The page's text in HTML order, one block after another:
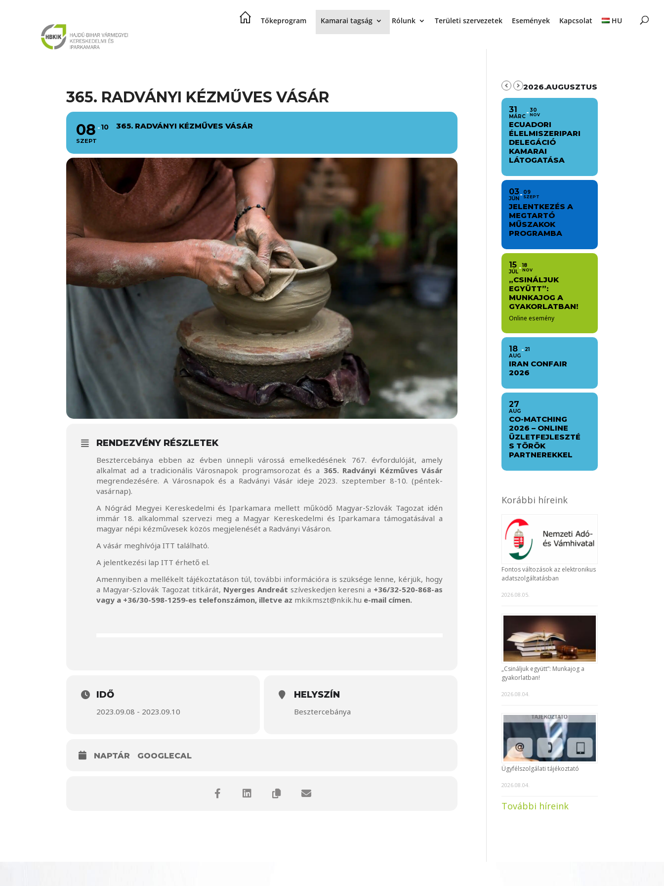
Tőkeprogram Kamarai tagság Rólunk Területi szervezetek Események Kapcsolat HU
365. RADVÁNYI KÉZMŰVES VÁSÁR
08
SZEPT
10 365. RADVÁNYI KÉZMŰVES VÁSÁR
RENDEZVÉNY RÉSZLETEK
Besztercebánya ebben az évben ünnepli várossá emelkedésének 767. évfordulóját, amely
alkalmat ad a tradicionális Városnapok programsorozat és a 365. Radványi Kézműves Vásár
megrendezésére. A Városnapok és a Radványi Vásár ideje 2023. szeptember 8-10. (péntek-
vasárnap).
A Nógrád Megyei Kereskedelmi és Iparkamara mellett működő Magyar-Szlovák Tagozat idén
immár 18. alkalommal szervezi meg a Magyar Kereskedelmi és Iparkamara támogatásával a
magyar népi kézművesek közös megjelenését a Radványi Vásáron.
A vásár meghívójaITT található.
A jelentkezési lapITT érhető el.
Amennyiben a mellékelt tájékoztatáson túl, további információra is szüksége lenne, kérjük, hogy
a Magyar-Szlovák Tagozat titkárát, Nyerges Andreát szíveskedjen keresni a +36/32-520-868-as
vagy a +36/30-598-1259-es telefonszámon, illetve az mkikmszt@nkik.hu e-mail címen.
IDŐ
2023.09.08 - 2023.09.10
HELYSZÍN
Besztercebánya
NAPTÁR GOOGLECAL
2026.AUGUSZTUS
31
MÁRC
30
NOV
ECUADORI
ÉLELMISZERIPARI
DELEGÁCIÓ
KAMARAI
LÁTOGATÁSA
03
JÚN
09
SZEPT
JELENTKEZÉS A
MEGTARTÓ
MŰSZAKOK
PROGRAMBA
15
JÚL
18
NOV
„CSINÁLJUK
EGYÜTT”:
MUNKAJOG A
GYAKORLATBAN!
Online esemény
18
AUG
21
IRAN CONFAIR
2026
27
AUG
CO-MATCHING
2026 – ONLINE
ÜZLETFEJLESZTÉ
S TÖRÖK
PARTNEREKKEL
Korábbi híreink
Fontos változások az elektronikus
adatszolgáltatásban
2026.08.05.
„Csináljuk együtt”: Munkajog a
gyakorlatban!
2026.08.04.
Ügyfélszolgálati tájékoztató
2026.08.04.
További híreink